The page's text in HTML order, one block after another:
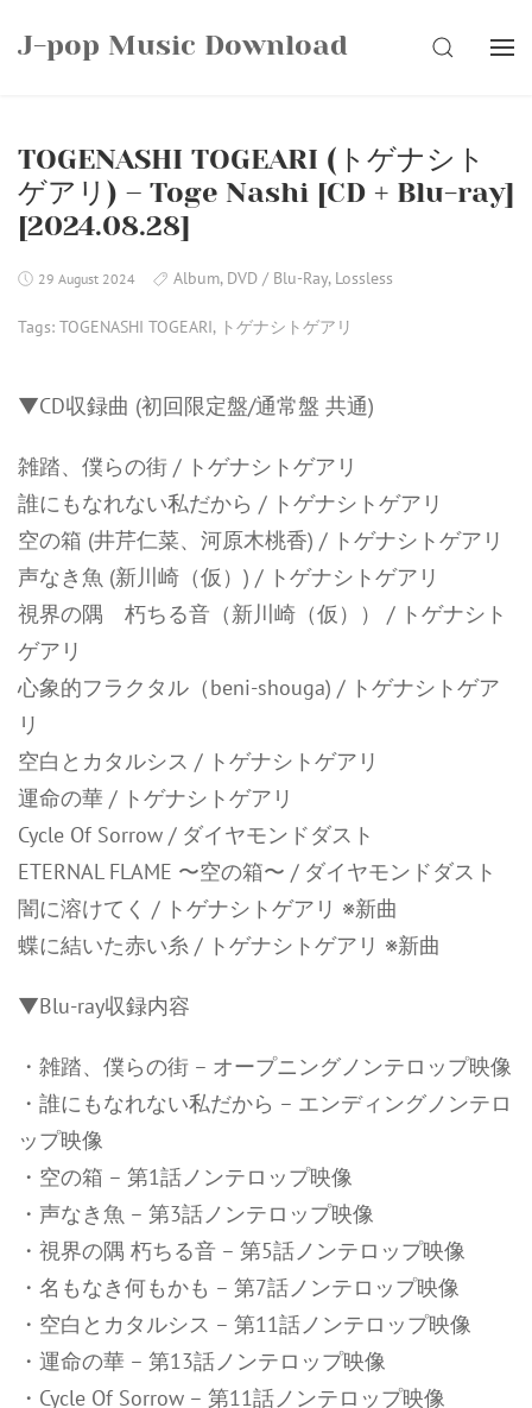
J-pop Music Download SEARCH
TOGENASHI TOGEARI (トゲナシト
ゲアリ) – Toge Nashi [CD + Blu-ray]
[2024.08.28]
29 August 2024 Album, DVD / Blu-Ray, Lossless
Tags: TOGENASHI TOGEARI, トゲナシトゲアリ
▼CD収録曲 (初回限定盤/通常盤 共通)
雑踏、僕らの街 / トゲナシトゲアリ
誰にもなれない私だから / トゲナシトゲアリ
空の箱 (井芹仁菜、河原木桃香) / トゲナシトゲアリ
声なき魚 (新川崎（仮）) / トゲナシトゲアリ
視界の隅 朽ちる音（新川崎（仮）） / トゲナシト
ゲアリ
心象的フラクタル（beni-shouga) / トゲナシトゲア
リ
空白とカタルシス / トゲナシトゲアリ
運命の華 / トゲナシトゲアリ
Cycle Of Sorrow / ダイヤモンドダスト
ETERNAL FLAME 〜空の箱〜 / ダイヤモンドダスト
闇に溶けてく / トゲナシトゲアリ ※新曲
蝶に結いた赤い糸 / トゲナシトゲアリ ※新曲
▼Blu-ray収録内容
・雑踏、僕らの街 – オープニングノンテロップ映像
・誰にもなれない私だから – エンディングノンテロ
ップ映像
・空の箱 – 第1話ノンテロップ映像
・声なき魚 – 第3話ノンテロップ映像
・視界の隅 朽ちる音 – 第5話ノンテロップ映像
・名もなき何もかも – 第7話ノンテロップ映像
・空白とカタルシス – 第11話ノンテロップ映像
・運命の華 – 第13話ノンテロップ映像
・Cycle Of Sorrow – 第11話ノンテロップ映像